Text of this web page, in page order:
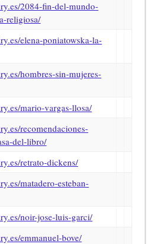
2084-fin-del-mundo-
religiosa/
elena-poniatowska-la-
hombres-sin-mujeres-
mario-vargas-llosa/
recomendaciones-
del-libro/
retrato-dickens/
matadero-esteban-
noir-jose-luis-garci/
emmanuel-bove/